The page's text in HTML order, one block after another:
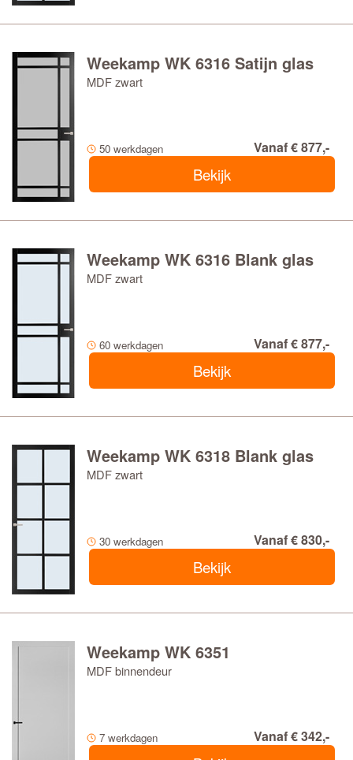
Weekamp WK 6316 Satijn glas
MDF zwart
50 werkdagen Vanaf € 877,-
Bekijk
Weekamp WK 6316 Blank glas
MDF zwart
60 werkdagen Vanaf € 877,-
Bekijk
Weekamp WK 6318 Blank glas
MDF zwart
30 werkdagen Vanaf € 830,-
Bekijk
Weekamp WK 6351
MDF binnendeur
7 werkdagen Vanaf € 342,-